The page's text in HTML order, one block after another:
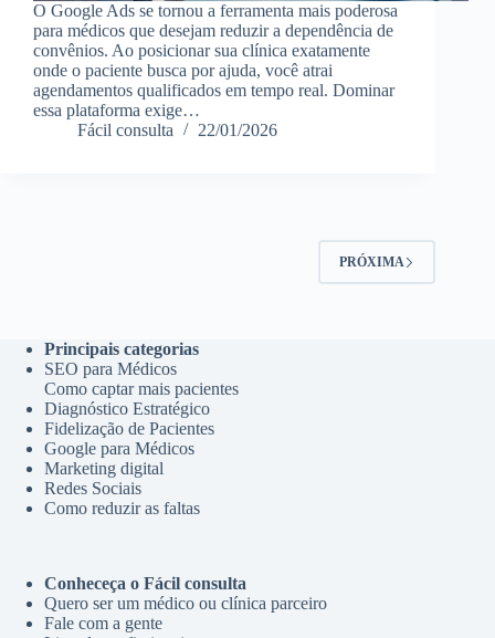
O Google Ads se tornou a ferramenta mais poderosa
para médicos que desejam reduzir a dependência de
convênios. Ao posicionar sua clínica exatamente
onde o paciente busca por ajuda, você atrai
agendamentos qualificados em tempo real. Dominar
essa plataforma exige…
Fácil consulta
22/01/2026
PRÓXIMA
Principais categorias
SEO para Médicos
Como captar mais pacientes
Diagnóstico Estratégico
Fidelização de Pacientes
Google para Médicos
Marketing digital
Redes Sociais
Como reduzir as faltas
Conheceça o Fácil consulta
Quero ser um médico ou clínica parceiro
Fale com a gente